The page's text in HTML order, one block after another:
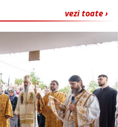
vezi toate ›